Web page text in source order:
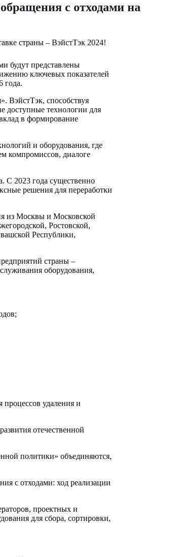
с отходами на
будут представлены
ключевых показателей
года.
ВэйстТэк, способствуя
доступные технологии для
в формирование
и оборудования, где
компромиссов, диалоге
С 2023 года существенно
решения для переработки
из Москвы и Московской
Ростовской,
Республики,
страны –
оборудования,
процессов удаления и
отечественной
политики» объединяются,
с отходами: ход реализации
проектных и
для сбора, сортировки,